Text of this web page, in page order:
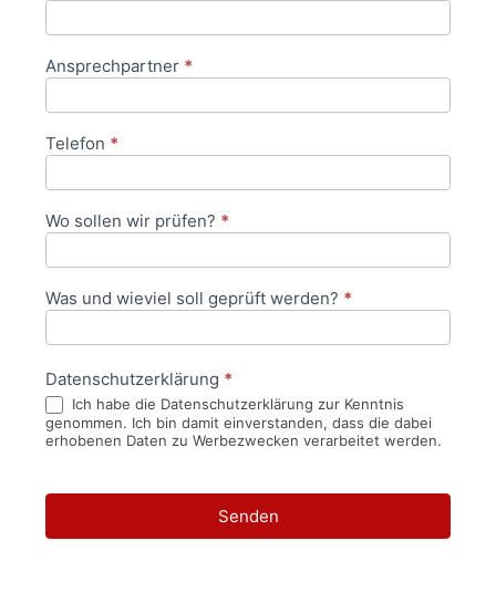
Ansprechpartner *
Telefon *
Wo sollen wir prüfen? *
Was und wieviel soll geprüft werden? *
Datenschutzerklärung *
Ich habe die Datenschutzerklärung zur Kenntnis
genommen. Ich bin damit einverstanden, dass die dabei
erhobenen Daten zu Werbezwecken verarbeitet werden.
Senden